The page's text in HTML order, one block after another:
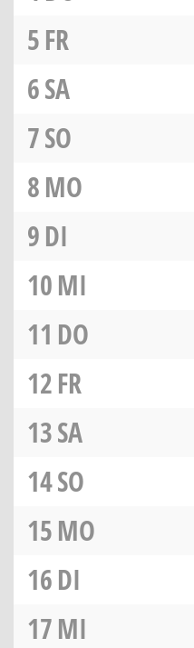
5FR
6SA
7SO
8MO
9DI
10MI
11 DO
12FR
13SA
14SO
15MO
16DI
17MI